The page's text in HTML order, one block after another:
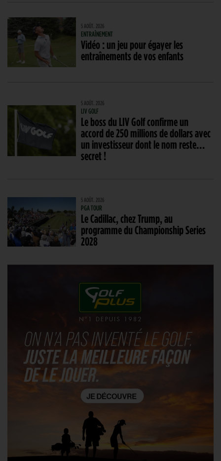
5 AOÛT. 2026
ENTRAÎNEMENT
Vidéo : un jeu pour égayer les
entraînements de vos enfants
5 AOÛT. 2026
LIV GOLF
Le boss du LIV Golf confirme un
accord de 250 millions de dollars avec
un investisseur dont le nom reste…
secret !
5 AOÛT. 2026
PGA TOUR
Le Cadillac, chez Trump, au
programme du Championship Series
2028